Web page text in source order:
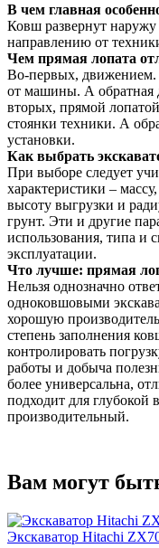
В чем главная
Ковш развернут
направлению от
Чем прямая лопата
Во-первых, движением.
от машины. А обратная
вторых, прямой
стоянки техники. А
установки.
Как выбрать
При выборе следует
характеристики –
высоту выгрузки и
грунт. Эти и другие
использования, типа и
эксплуатации.
Что лучше: прямая
Нельзя однозначно
одноковшовыми
хорошую
степень заполнения
контролировать
работы и добыча
более универсальна,
подходит для глубокой
производительный.
Вам могут
Экскаватор Hitachi